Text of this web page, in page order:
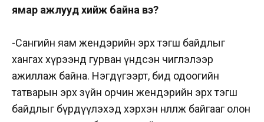
ямар ажлууд хийж байна вэ?
-Сангийн яам жендэрийн эрх тэгш байдлыг
хангах хүрээнд гурван үндсэн чиглэлээр
ажиллаж байна. Нэгдүгээрт, бид одоогийн
татварын эрх зүйн орчин жендэрийн эрх тэгш
байдлыг бүрдүүлэхэд хэрхэн нөлөөлж байгааг олон